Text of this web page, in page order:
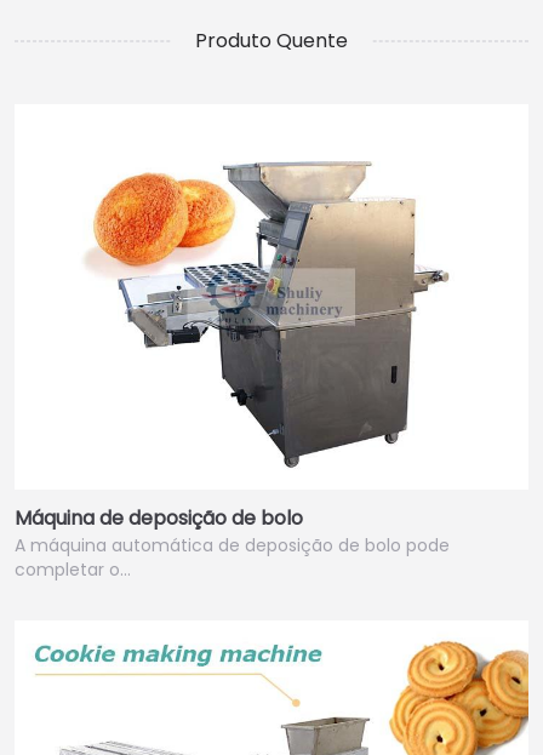
Produto Quente
Máquina de deposição de bolo
A máquina automática de deposição de bolo pode
completar o…